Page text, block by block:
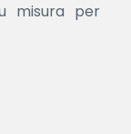
misura per